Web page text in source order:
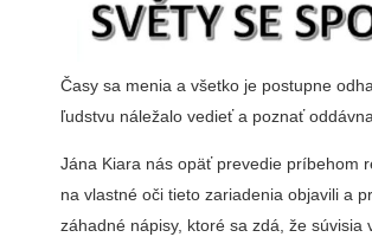
Časy sa menia a všetko je postupne
ľudstvu náležalo vedieť a poznať oddávna.
Jána Kiara nás opäť prevedie príbehom
na vlastné oči tieto zariadenia objavili a
záhadné nápisy, ktoré sa zdá, že súvisia